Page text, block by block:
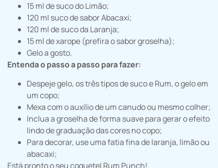
15 ml de suco do Limão;
120 ml suco de sabor Abacaxi;
120 ml de suco da Laranja;
15 ml de xarope (prefira o sabor groselha);
Gelo a gosto.
Entenda o passo a passo para fazer:
Despeje gelo, os três tipos de suco e Rum, o gelo em
um copo;
Mexa com o auxílio de um canudo ou mesmo colher;
Inclua a groselha de forma suave para gerar o efeito
lindo de graduação das cores no copo;
Para decorar, use uma fatia fina de laranja, limão ou
abacaxi;
Está pronto o seu coquetel Rum Punch!